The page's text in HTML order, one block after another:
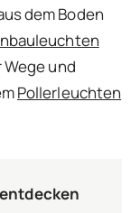
dem Boden
und
Pollerleuchten